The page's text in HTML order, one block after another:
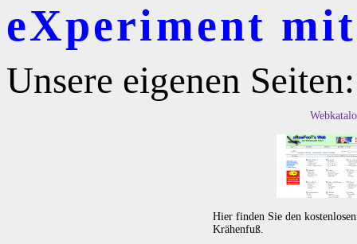
eXperiment
Unsere eigenen Seiten:
Hier finden Sie den
Krähenfuß.